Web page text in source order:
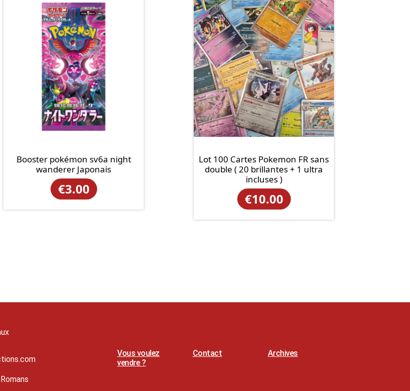
Booster pokémon sv6a night
wanderer Japonais
€3.00
Lot 100 Cartes Pokemon FR sans
double ( 20 brillantes + 1 ultra
incluses )
€10.00
Vous voulez
vendre ?
Contact Archives